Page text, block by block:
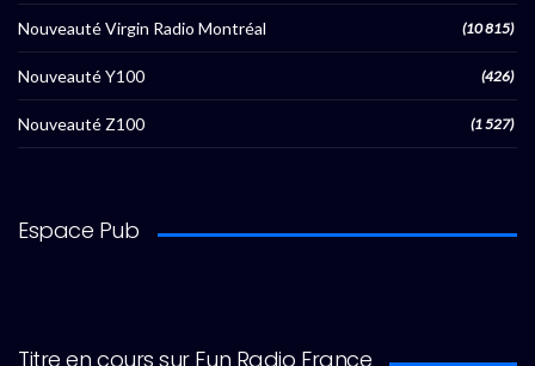
Nouveauté Virgin Radio Montréal (10 815)
Nouveauté Y100 (426)
Nouveauté Z100 (1 527)
Espace Pub
Titre en cours sur Fun Radio France